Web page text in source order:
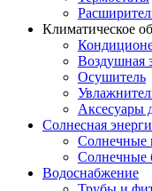
Климатическое
Воздушная
Осушитель
Аксесуары
Солнесная
Cолнечные
Солнечные
Водоснабжение